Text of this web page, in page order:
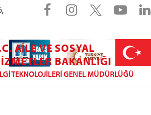
Sosyal
Facebook
Instagram
X
(yeni sekmede açılır)
ve Nüfus On Yılı (yeni sekmede açılır)
Darülaceze bağış sayfası (yeni
AILE VE SOSYAL
BAKANLIĞI
TEKNOLOJILERI GENEL MÜDÜRLÜĞÜ